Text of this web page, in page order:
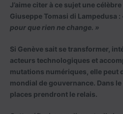
J’aime citer à ce sujet une
Giuseppe Tomasi di Lampedusa :
pour que rien ne change. »
Si Genève sait se transformer,
acteurs technologiques et
mutations numériques, elle peut
mondial de gouvernance. Dans
places prendront le relais.